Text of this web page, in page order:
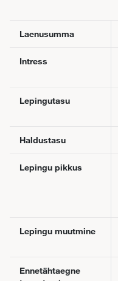
Laenusumma
Intress
Lepingutasu
Haldustasu
Lepingu pikkus
Lepingu muutmine
Ennetähtaegne